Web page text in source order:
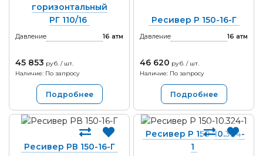
горизонтальный
РГ 110/16
Давление 16 атм
45 853 руб. / шт.
Наличие: По запросу
Подробнее
Ресивер Р 150-16-Г
Давление 16 атм
46 620 руб. / шт.
Наличие: По запросу
Подробнее
Ресивер РВ 150-16-Г
Ресивер Р 150-10.324-
1